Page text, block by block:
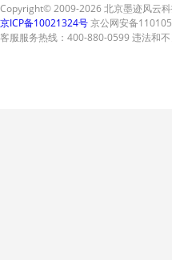
Copyright© 2009-2026 北京墨迹风云
京ICP备10021324号京公网安备
客服服务热线：400-880-0599 违法和